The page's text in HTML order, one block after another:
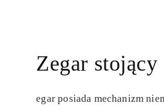
Zegar stojący
egar posiada mechanizm